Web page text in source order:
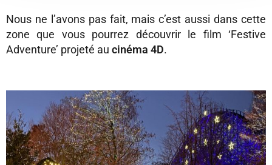
Nous ne l’avons pas fait, mais c’est aussi dans cette
zone que vous pourrez découvrir le film ‘Festive
Adventure’ projeté au cinéma 4D.